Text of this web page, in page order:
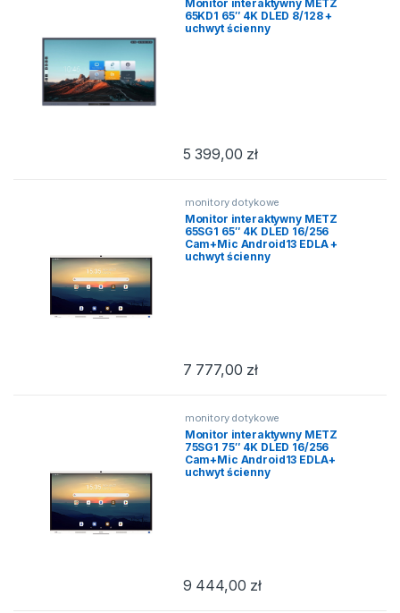
Monitor interaktywny METZ
65KD1 65″ 4K DLED 8/128 +
uchwyt ścienny
5 399,00 zł
monitory dotykowe
Monitor interaktywny METZ
65SG1 65″ 4K DLED 16/256
Cam+Mic Android13 EDLA +
uchwyt ścienny
7 777,00 zł
monitory dotykowe
Monitor interaktywny METZ
75SG1 75″ 4K DLED 16/256
Cam+Mic Android13 EDLA+
uchwyt ścienny
9 444,00 zł